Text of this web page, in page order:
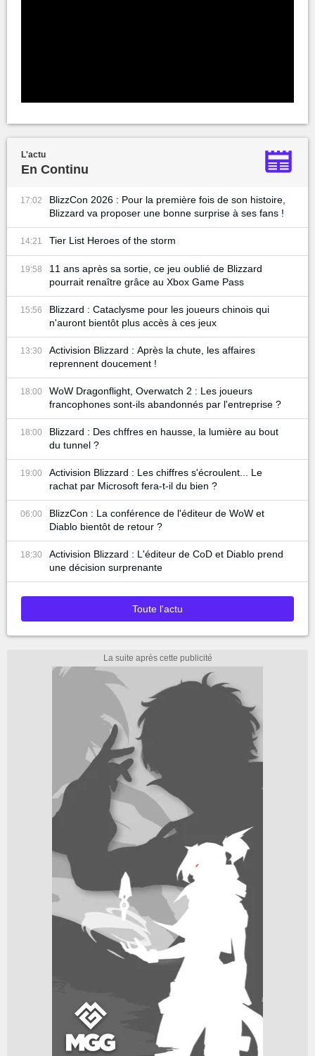
L'actu
En Continu
17:02
BlizzCon 2026 : Pour la première fois de son histoire,
Blizzard va proposer une bonne surprise à ses fans !
14:21 Tier List Heroes of the storm
19:58
11 ans après sa sortie, ce jeu oublié de Blizzard
pourrait renaître grâce au Xbox Game Pass
15:56
Blizzard : Cataclysme pour les joueurs chinois qui
n'auront bientôt plus accès à ces jeux
13:30
Activision Blizzard : Après la chute, les affaires
reprennent doucement !
18:00
WoW Dragonflight, Overwatch 2 : Les joueurs
francophones sont-ils abandonnés par l'entreprise ?
18:00
Blizzard : Des chffres en hausse, la lumière au bout
du tunnel ?
19:00
Activision Blizzard : Les chiffres s'écroulent... Le
rachat par Microsoft fera-t-il du bien ?
06:00
BlizzCon : La conférence de l'éditeur de WoW et
Diablo bientôt de retour ?
18:30
Activision Blizzard : L'éditeur de CoD et Diablo prend
une décision surprenante
Toute l'actu